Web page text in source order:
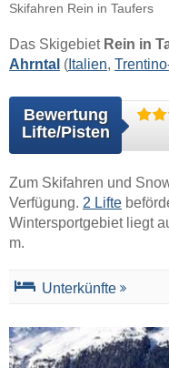
Skifahren Rein in Taufers
Das Skigebiet Rein in
Ahrntal ( Italien,
Bewertung
Lifte/Pisten
Zum Skifahren und
Verfügung. 2 Lifte
Wintersportgebiet liegt
m.
Unterkünfte